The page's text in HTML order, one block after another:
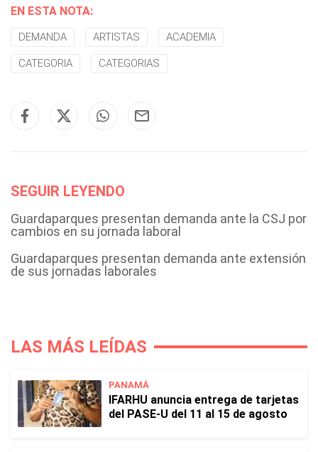
EN ESTA NOTA:
DEMANDA ARTISTAS ACADEMIA
CATEGORIA CATEGORIAS
SEGUIR LEYENDO
Guardaparques presentan demanda ante la CSJ por
cambios en su jornada laboral
Guardaparques presentan demanda ante extensión
de sus jornadas laborales
LAS MÁS LEÍDAS
PANAMÁ
IFARHU anuncia entrega de tarjetas
del PASE-U del 11 al 15 de agosto